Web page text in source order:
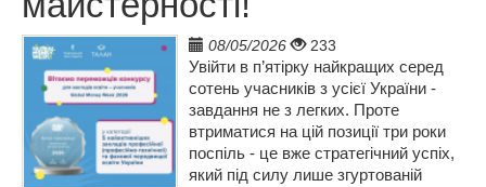
08/05/2026
233
Увійти в п’ятірку найкращих серед
сотень учасників з усієї України -
завдання не з легких. Проте
втриматися на цій позиції три роки
поспіль - це вже стратегічний успіх,
який під силу лише згуртованій